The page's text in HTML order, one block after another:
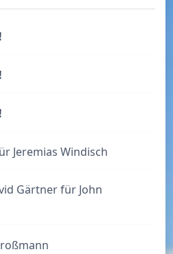
Jeremias Windisch
Gärtner für John